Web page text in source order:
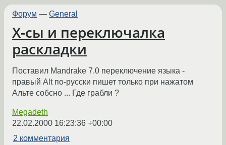
Форум — General
X-сы и переключалка
раскладки
Поставил Mandrake 7.0 переключение языка -
правый Alt по-русски пишет только при нажатом
Альте собсно ... Где грабли ?
Megadeth
22.02.2000 16:23:36 +00:00
2 комментария